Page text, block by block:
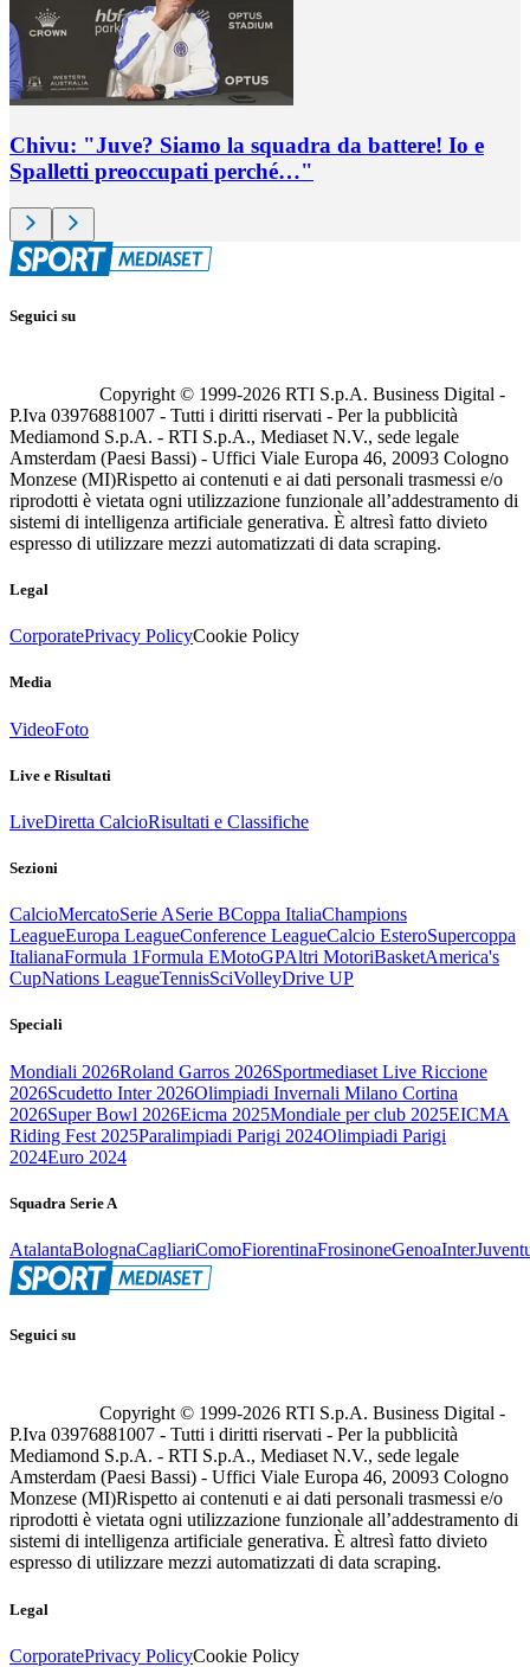
Chivu: "Juve? Siamo la squadra da battere! Io e
Spalletti preoccupati perché…"
Seguici su
Copyright © 1999-2026 RTI S.p.A. Business Digital -
P.Iva 03976881007 - Tutti i diritti riservati - Per la pubblicità
Mediamond S.p.A. - RTI S.p.A., Mediaset N.V., sede legale
Amsterdam (Paesi Bassi) - Uffici Viale Europa 46, 20093 Cologno
Monzese (MI)Rispetto ai contenuti e ai dati personali trasmessi e/o
riprodotti è vietata ogni utilizzazione funzionale all’addestramento di
sistemi di intelligenza artificiale generativa. È altresì fatto divieto
espresso di utilizzare mezzi automatizzati di data scraping.
Legal
CorporatePrivacy PolicyCookie Policy
Media
VideoFoto
Live e Risultati
LiveDiretta CalcioRisultati e Classifiche
Sezioni
CalcioMercatoSerie ASerie BCoppa ItaliaChampions
LeagueEuropa LeagueConference LeagueCalcio EsteroSupercoppa
ItalianaFormula 1Formula EMotoGPAltri MotoriBasketAmerica's
CupNations LeagueTennisSciVolleyDrive UP
Speciali
Mondiali 2026Roland Garros 2026Sportmediaset Live Riccione
2026Scudetto Inter 2026Olimpiadi Invernali Milano Cortina
2026Super Bowl 2026Eicma 2025Mondiale per club 2025EICMA
Riding Fest 2025Paralimpiadi Parigi 2024Olimpiadi Parigi
2024Euro 2024
Squadra Serie A
AtalantaBolognaCagliariComoFiorentinaFrosinoneGenoaInter
Seguici su
Copyright © 1999-2026 RTI S.p.A. Business Digital -
P.Iva 03976881007 - Tutti i diritti riservati - Per la pubblicità
Mediamond S.p.A. - RTI S.p.A., Mediaset N.V., sede legale
Amsterdam (Paesi Bassi) - Uffici Viale Europa 46, 20093 Cologno
Monzese (MI)Rispetto ai contenuti e ai dati personali trasmessi e/o
riprodotti è vietata ogni utilizzazione funzionale all’addestramento di
sistemi di intelligenza artificiale generativa. È altresì fatto divieto
espresso di utilizzare mezzi automatizzati di data scraping.
Legal
CorporatePrivacy PolicyCookie Policy